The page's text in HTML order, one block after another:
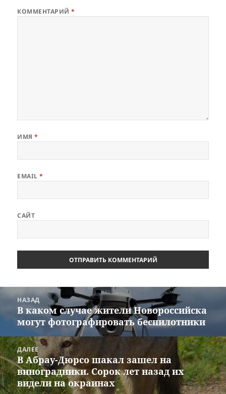
КОММЕНТАРИЙ*
ИМЯ*
EMAIL*
САЙТ
Навигация
записям
НАЗАД
Предыдущая
запись:
В каком случае жители Новороссийска
могут фотографировать беспилотники
ДАЛЕЕ
Следующая
запись:
В Абрау-Дюрсо шакал зашел на
виноградники. Сорок лет назад их
видели на окраинах